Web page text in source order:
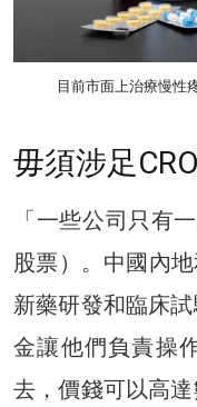
目前市面上治療慢性
毋須涉足
「一些公司只有
股票）。中國內
新藥研發和臨床
金讓他們負責操
去，價錢可以高